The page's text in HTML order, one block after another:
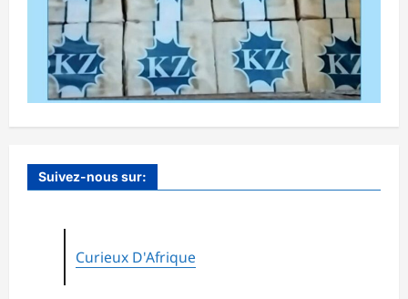
Suivez-nous sur:
Curieux D'Afrique